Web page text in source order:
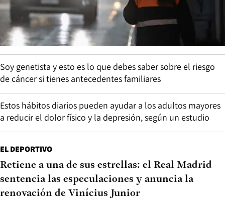
Soy genetista y esto es lo que debes saber sobre el riesgo
de cáncer si tienes antecedentes familiares
Estos hábitos diarios pueden ayudar a los adultos mayores
a reducir el dolor físico y la depresión, según un estudio
EL DEPORTIVO
Retiene a una de sus estrellas: el Real Madrid
sentencia las especulaciones y anuncia la
renovación de Vinícius Junior